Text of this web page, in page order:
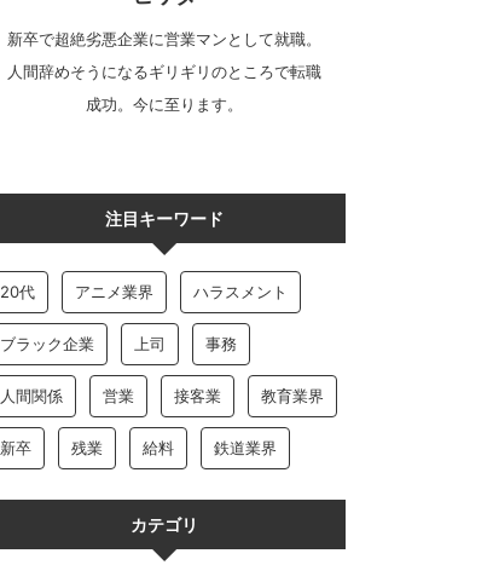
新卒で超絶劣悪企業に営業マンとして就職。
人間辞めそうになるギリギリのところで転職
成功。今に至ります。
注目キーワード
20代 アニメ業界 ハラスメント
ブラック企業 上司 事務
人間関係 営業 接客業 教育業界
新卒 残業 給料 鉄道業界
カテゴリ